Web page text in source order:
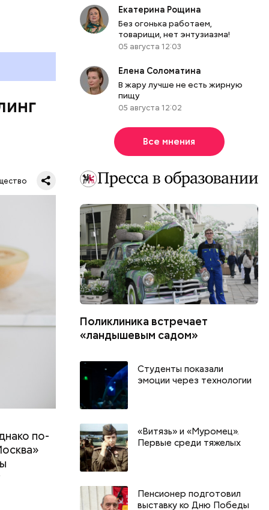
День арбуза и День поцелуев
День
по-
Екатерина Рощина
Без огонька работаем,
товарищи, нет энтузиазма!
05 августа 12:03
Елена Соломатина
В жару лучше не есть жирную
пищу
05 августа 12:02
Все мнения
Поликлиника встречает
«ландышевым садом»
Студенты показали
эмоции через технологии
«Витязь» и «Муромец».
Первые среди тяжелых
Пенсионер подготовил
выставку ко Дню Победы